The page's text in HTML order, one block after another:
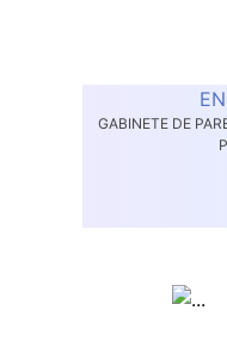
GABINETE DE